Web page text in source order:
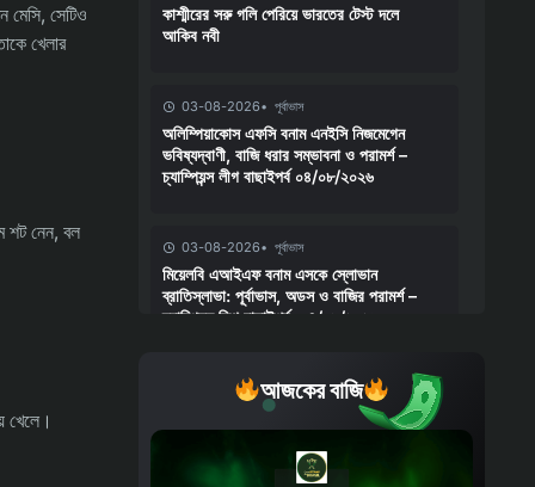
মেসি, সেটিও
খেলার
শট নেন, বল
খেলে।
কাশ্মীরের সরু গলি পেরিয়ে ভারতের টেস্ট দলে
আকিব নবী
03-08-2026 পূর্বাভাস
অলিম্পিয়াকোস এফসি বনাম এনইসি নিজমেগেন
ভবিষ্যদ্বাণী, বাজি ধরার সম্ভাবনা ও পরামর্শ –
চ্যাম্পিয়ন্স লীগ বাছাইপর্ব ০৪/০৮/২০২৬
03-08-2026 পূর্বাভাস
মিয়েলবি এআইএফ বনাম এসকে স্লোভান
ব্রাতিস্লাভা: পূর্বাভাস, অডস ও বাজির পরামর্শ –
চ্যাম্পিয়ন্স লিগ বাছাইপর্ব, ০৪/০৮/২০২৬
03-08-2026 পূর্বাভাস
মিয়ানমার বনাম লাওস ভবিষ্যদ্বাণী, বাজি ধরার
সম্ভাবনা, বেটিং টিপস – আসিয়ান চ্যাম্পিয়নশিপ
০৪/০৮/২০২৬
আজকের বাজি